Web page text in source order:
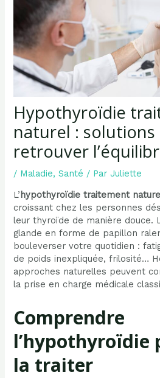
Hypothyroïdie
naturel :
retrouver
/ Maladie,Santé / ParJuliette
L’hypothyroïdie traitement
croissant chez les personnes
leur thyroïde de manière douce.
glande en forme de papillon
bouleverser votre quotidien :
de poids inexpliquée, frilosité…
approches naturelles peuvent
la prise en charge médicale
Comprendre
l’hypothyroïdie
la traiter